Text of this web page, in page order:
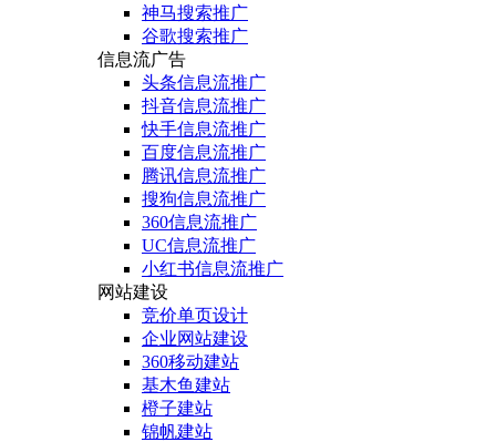
神马搜索推广
谷歌搜索推广
信息流广告
头条信息流推广
抖音信息流推广
快手信息流推广
百度信息流推广
腾讯信息流推广
搜狗信息流推广
360信息流推广
UC信息流推广
小红书信息流推广
网站建设
竞价单页设计
企业网站建设
360移动建站
基木鱼建站
橙子建站
锦帆建站